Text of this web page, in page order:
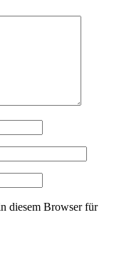
diesem Browser für